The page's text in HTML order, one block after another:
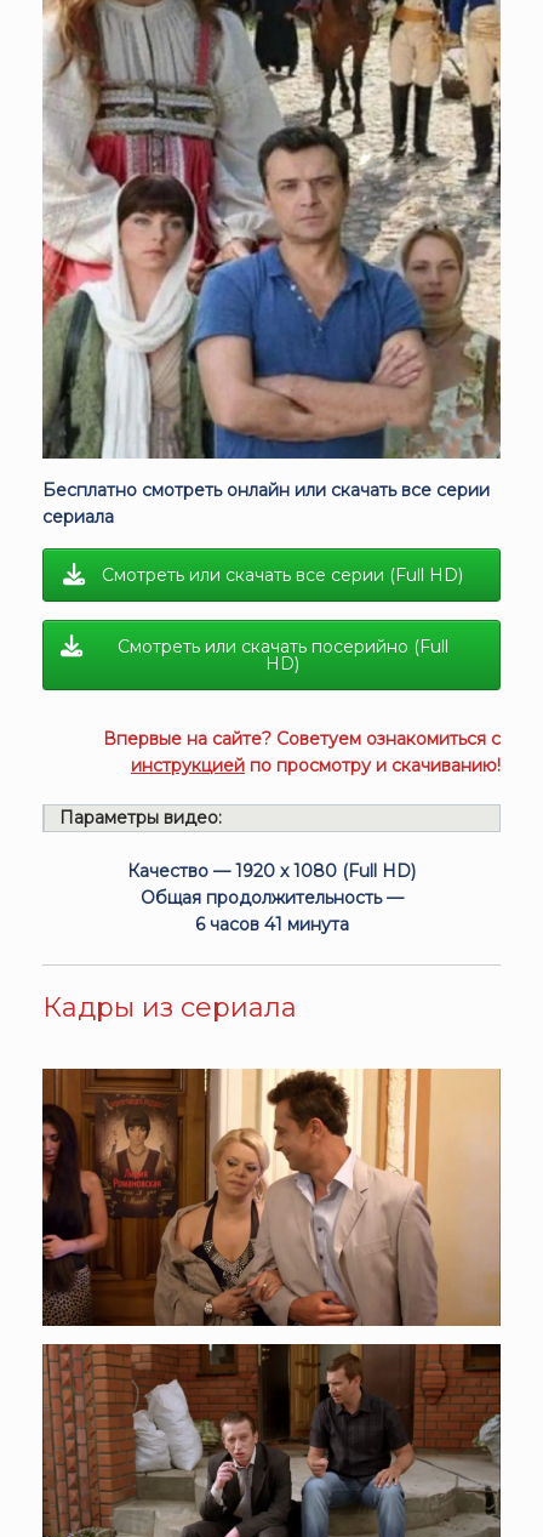
Бесплатно смотреть онлайн или скачать все серии
сериала
Смотреть или скачать все серии (Full HD)
Смотреть или скачать посерийно (Full
HD)
Впервые на сайте? Советуем ознакомиться с
инструкцией по просмотру и скачиванию!
Параметры видео:
Качество — 1920 x 1080 (Full HD)
Общая продолжительность —
6 часов 41 минута
Кадры из сериала